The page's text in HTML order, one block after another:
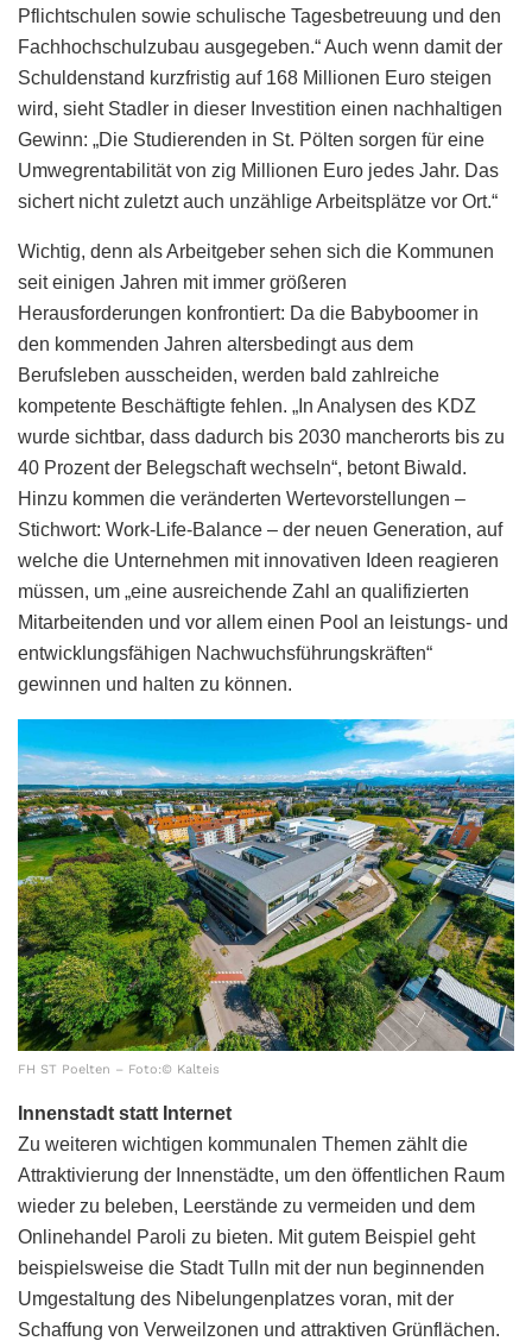
Pflichtschulen sowie schulische Tagesbetreuung und den
Fachhochschulzubau ausgegeben.“ Auch wenn damit der
Schuldenstand kurzfristig auf 168 Millionen Euro steigen
wird, sieht Stadler in dieser Investition einen nachhaltigen
Gewinn: „Die Studierenden in St. Pölten sorgen für eine
Umwegrentabilität von zig Millionen Euro jedes Jahr. Das
sichert nicht zuletzt auch unzählige Arbeitsplätze vor Ort.“
Wichtig, denn als Arbeitgeber sehen sich die Kommunen
seit einigen Jahren mit immer größeren
Herausforderungen konfrontiert: Da die Babyboomer in
den kommenden Jahren altersbedingt aus dem
Berufsleben ausscheiden, werden bald zahlreiche
kompetente Beschäftigte fehlen. „In Analysen des KDZ
wurde sichtbar, dass dadurch bis 2030 mancherorts bis zu
40 Prozent der Belegschaft wechseln“, betont Biwald.
Hinzu kommen die veränderten Wertevorstellungen –
Stichwort: Work-Life-Balance – der neuen Generation, auf
welche die Unternehmen mit innovativen Ideen reagieren
müssen, um „eine ausreichende Zahl an qualifizierten
Mitarbeitenden und vor allem einen Pool an leistungs- und
entwicklungsfähigen Nachwuchsführungskräften“
gewinnen und halten zu können.
FH ST Poelten – Foto:© Kalteis
Innenstadt statt Internet
Zu weiteren wichtigen kommunalen Themen zählt die
Attraktivierung der Innenstädte, um den öffentlichen Raum
wieder zu beleben, Leerstände zu vermeiden und dem
Onlinehandel Paroli zu bieten. Mit gutem Beispiel geht
beispielsweise die Stadt Tulln mit der nun beginnenden
Umgestaltung des Nibelungenplatzes voran, mit der
Schaffung von Verweilzonen und attraktiven Grünflächen.